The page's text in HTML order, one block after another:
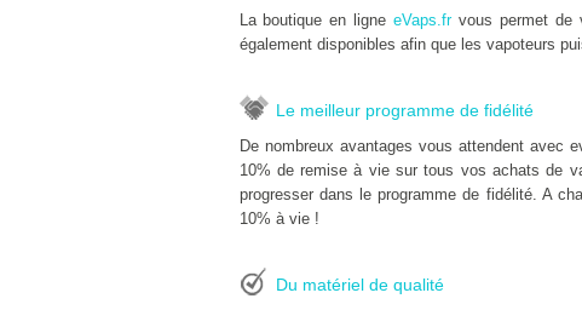
La boutique en ligneeVaps.frvous permet de
également disponibles afin que les vapoteurs
Le meilleur programme de fidélité
De nombreux avantages vous attendent avec
10% de remise à vie sur tous vos achats de
progresser dans le programme de fidélité. A
10% à vie !
Du matériel de qualité